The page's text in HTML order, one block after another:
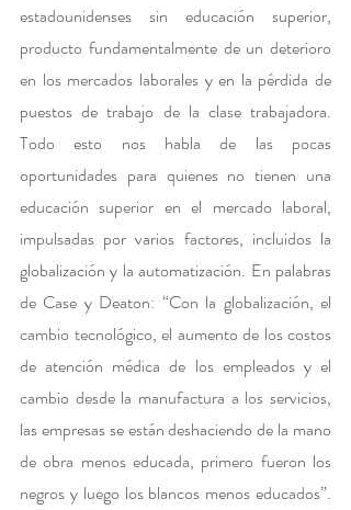
estadounidenses sin educación superior,
producto fundamentalmente de un deterioro
en los mercados laborales y en la pérdida de
puestos de trabajo de la clase trabajadora.
Todo esto nos habla de las pocas
oportunidades para quienes no tienen una
educación superior en el mercado laboral,
impulsadas por varios factores, incluidos la
globalización y la automatización. En palabras
de Case y Deaton: “Con la globalización, el
cambio tecnológico, el aumento de los costos
de atención médica de los empleados y el
cambio desde la manufactura a los servicios,
las empresas se están deshaciendo de la mano
de obra menos educada, primero fueron los
negros y luego los blancos menos educados”.